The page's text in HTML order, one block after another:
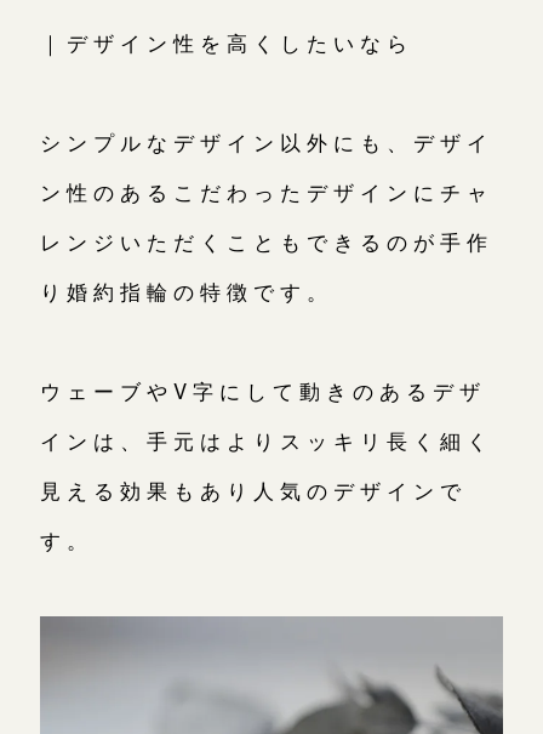
｜デザイン性を高くしたいなら
シンプルなデザイン以外にも、デザイ
ン性のあるこだわったデザインにチャ
レンジいただくこともできるのが手作
り婚約指輪の特徴です。
ウェーブやV字にして動きのあるデザ
インは、手元はよりスッキリ長く細く
見える効果もあり人気のデザインで
す。